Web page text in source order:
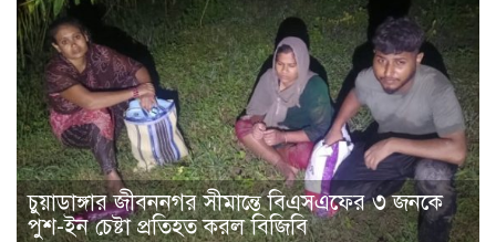
চুয়াডাঙ্গার জীবননগর সীমান্তে বিএসএফের ৩ জনকে
পুশ-ইন চেষ্টা প্রতিহত করল বিজিবি